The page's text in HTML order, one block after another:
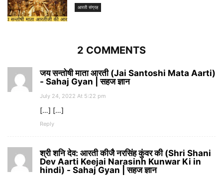
आरती संग्रह
2 COMMENTS
जय सन्तोषी माता आरती (Jai Santoshi Mata Aarti)
- Sahaj Gyan | सहज ज्ञान
July 24, 2022 At 5:22 pm
[…] […]
Reply
श्री शनि देव: आरती कीजै नरसिंह कुंवर की (Shri Shani
Dev Aarti Keejai Narasinh Kunwar Ki in
hindi) - Sahaj Gyan | सहज ज्ञान